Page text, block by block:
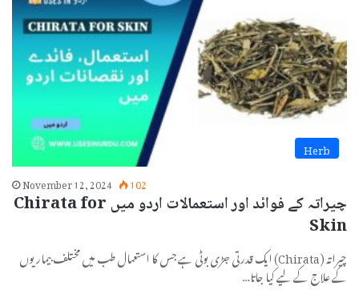
Herb
November 12, 2024 102
چیراتہ کے فوائد اور استعمالات اردو میں Chirata for
Skin
چیراتہ (Chirata) ایک قدرتی جڑی بوٹی ہے جس کا استعمال طب میں مختلف بیماریوں
کے علاج کے لیے کیا جاتا…